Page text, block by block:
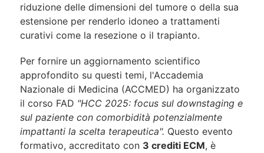
riduzione delle dimensioni del tumore o della sua
estensione per renderlo idoneo a trattamenti
curativi come la resezione o il trapianto.
Per fornire un aggiornamento scientifico
approfondito su questi temi, l'Accademia
Nazionale di Medicina (ACCMED) ha organizzato
il corso FAD "HCC 2025: focus sul downstaging e
sul paziente con comorbidità potenzialmente
impattanti la scelta terapeutica". Questo evento
formativo, accreditato con 3 crediti ECM, è